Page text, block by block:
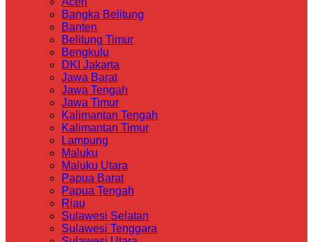
Bangka Belitung
Banten
Belitung Timur
Bengkulu
DKI Jakarta
Jawa Barat
Jawa Tengah
Jawa Timur
Kalimantan Tengah
Kalimantan Timur
Lampung
Maluku
Maluku Utara
Papua Barat
Papua Tengah
Riau
Sulawesi Selatan
Sulawesi Tenggara